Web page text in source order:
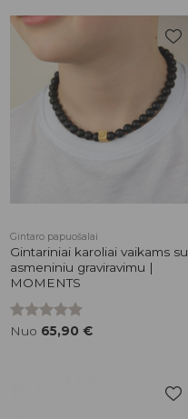
Pridėti į
patikusios
prekės
Gintaro papuošalai
Gintariniai karoliai vaikams su
asmeniniu graviravimu |
MOMENTS
Įvertinimas:
Nuo 65,90 €